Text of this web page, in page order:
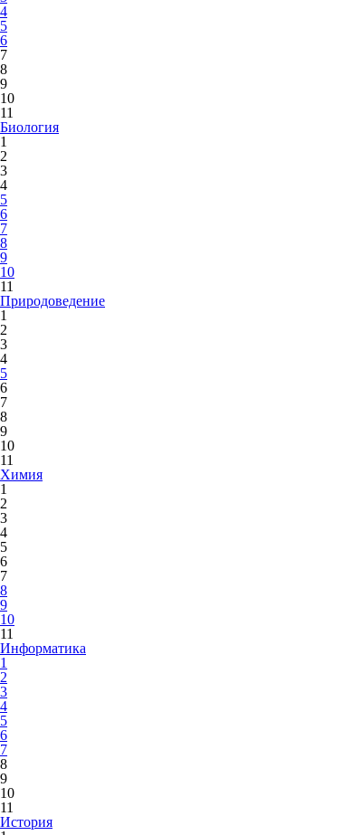
4
5
6
7
8
9
10
11
Биология
1
2
3
4
5
6
7
8
9
10
11
Природоведение
1
2
3
4
5
6
7
8
9
10
11
Химия
1
2
3
4
5
6
7
8
9
10
11
Информатика
1
2
3
4
5
6
7
8
9
10
11
История